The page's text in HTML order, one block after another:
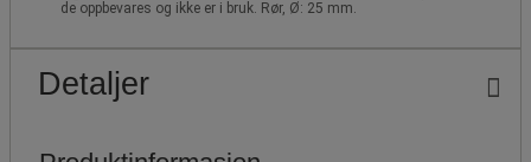
de oppbevares og ikke er i bruk. Rør, Ø: 25 mm.
Detaljer